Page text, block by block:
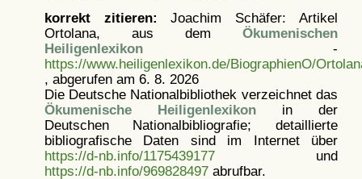
korrekt zitieren: Joachim Schäfer: Artikel
Ortolana, aus dem Ökumenischen
Heiligenlexikon-
https://www.heiligenlexikon.de/BiographienO/
, abgerufen am 6. 8. 2026
Die Deutsche Nationalbibliothek verzeichnet das
Ökumenische Heiligenlexikonin der
Deutschen Nationalbibliografie; detaillierte
bibliografische Daten sind im Internet über
https://d-nb.info/1175439177und
https://d-nb.info/969828497abrufbar.